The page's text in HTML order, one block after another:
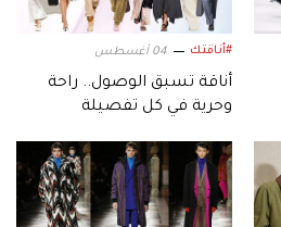
#أناقتك 04 أغسطس
أناقة تسبق الوصول.. راحة
وحرية في كل تفصيلة